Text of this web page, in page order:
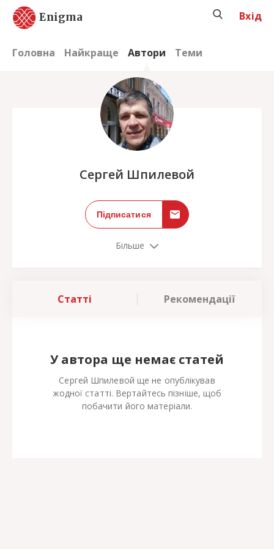
Enigma
Головна Найкраще Автори Теми
Вхід
Сергей Шпилевой
Підписатися
Більше
Статті Рекомендації
У автора ще немає статей
Сергей Шпилевой ще не опублікував
жодної статті. Вертайтесь пізніше, щоб
побачити його матеріали.